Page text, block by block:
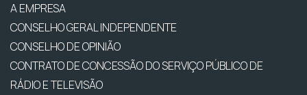
A EMPRESA
CONSELHO GERAL INDEPENDENTE
CONSELHO DE OPINIÃO
CONTRATO DE CONCESSÃO DO SERVIÇO PÚBLICO DE
RÁDIO E TELEVISÃO